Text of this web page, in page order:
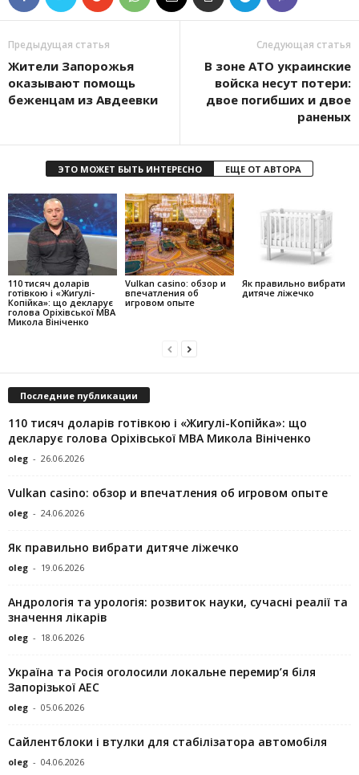
Предыдущая статья
Жители Запорожья
оказывают помощь
беженцам из Авдеевки
Следующая статья
В зоне АТО украинские
войска несут потери:
двое погибших и двое
раненых
ЭТО МОЖЕТ БЫТЬ ИНТЕРЕСНО ЕЩЕ ОТ АВТОРА
110 тисяч доларів
готівкою і «Жигулі-
Копійка»: що декларує
голова Оріхівської МВА
Микола Вініченко
Vulkan casino: обзор и
впечатления об
игровом опыте
Як правильно вибрати
дитяче ліжечко
Последние публикации
110 тисяч доларів готівкою і «Жигулі-Копійка»: що
декларує голова Оріхівської МВА Микола Вініченко
oleg - 26.06.2026
Vulkan casino: обзор и впечатления об игровом опыте
oleg - 24.06.2026
Як правильно вибрати дитяче ліжечко
oleg - 19.06.2026
Андрологія та урологія: розвиток науки, сучасні реалії та
значення лікарів
oleg - 18.06.2026
Україна та Росія оголосили локальне перемир’я біля
Запорізької АЕС
oleg - 05.06.2026
Сайлентблоки і втулки для стабілізатора автомобіля
oleg - 04.06.2026